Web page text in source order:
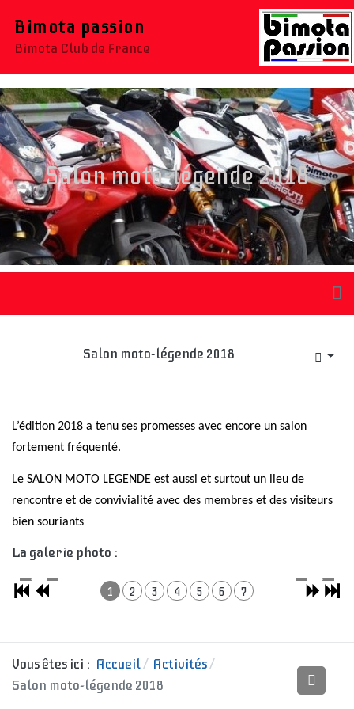
Bimota passion
Bimota Club de France
Salon moto-légende 2018
Salon moto-légende 2018
L’édition 2018 a tenu ses promesses avec encore un salon
fortement fréquenté.
Le SALON MOTO LEGENDE est aussi et surtout un lieu de
rencontre et de convivialité avec des membres et des visiteurs
bien souriants
La galerie photo :
1 2 3 4 5 6 7
Vous êtes ici : Accueil
Activités
Salon moto-légende 2018